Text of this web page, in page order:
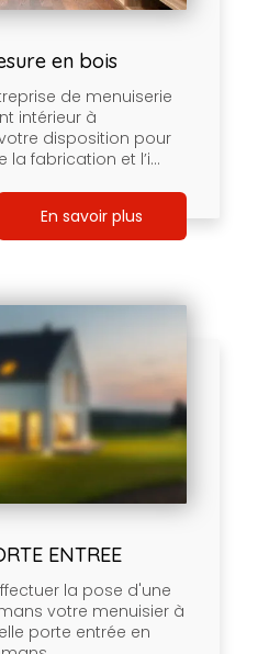
en bois
de menuiserie
intérieur à
disposition pour
fabrication et l’i...
En savoir plus
ENTREE
effectuer la pose d'une
votre menuisier à
porte entrée en